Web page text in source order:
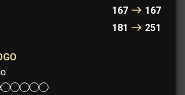
167
167
181 251